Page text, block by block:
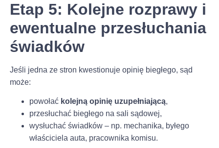
Etap 5: Kolejne rozprawy i
ewentualne przesłuchania
świadków
Jeśli jedna ze stron kwestionuje opinię biegłego, sąd
może:
powołać kolejną opinię uzupełniającą,
przesłuchać biegłego na sali sądowej,
wysłuchać świadków – np. mechanika, byłego
właściciela auta, pracownika komisu.